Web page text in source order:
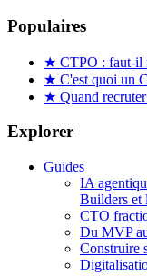
Populaires
★ CTPO : faut-il
★ C'est quoi un
★ Quand
Explorer
Guides
IA
Builders et
CTO
Du MVP
Construire